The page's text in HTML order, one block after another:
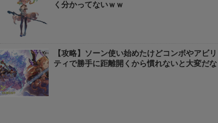
く分かってないｗｗ
【攻略】ソーン使い始めたけどコンボやアビリ
ティで勝手に距離開くから慣れないと大変だな